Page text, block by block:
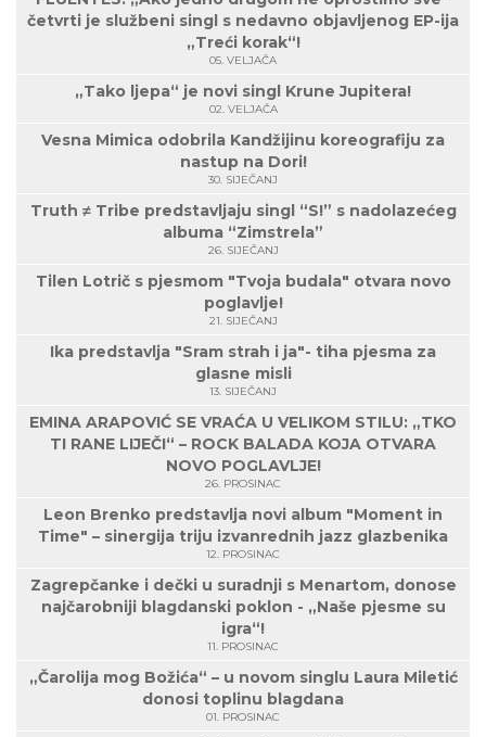
četvrti je službeni singl s nedavno objavljenog EP-ija
„Treći korak“!
05. VELJAČA
„Tako ljepa“ je novi singl Krune Jupitera!
02. VELJAČA
Vesna Mimica odobrila Kandžijinu koreografiju za
nastup na Dori!
30. SIJEČANJ
Truth ≠ Tribe predstavljaju singl “S!” s nadolazećeg
albuma “Zimstrela”
26. SIJEČANJ
Tilen Lotrič s pjesmom "Tvoja budala" otvara novo
poglavlje!
21. SIJEČANJ
Ika predstavlja "Sram strah i ja"- tiha pjesma za
glasne misli
13. SIJEČANJ
EMINA ARAPOVIĆ SE VRAĆA U VELIKOM STILU: „TKO
TI RANE LIJEČI“ – ROCK BALADA KOJA OTVARA
NOVO POGLAVLJE!
26. PROSINAC
Leon Brenko predstavlja novi album "Moment in
Time" – sinergija triju izvanrednih jazz glazbenika
12. PROSINAC
Zagrepčanke i dečki u suradnji s Menartom, donose
najčarobniji blagdanski poklon - „Naše pjesme su
igra“!
11. PROSINAC
„Čarolija mog Božića“ – u novom singlu Laura Miletić
donosi toplinu blagdana
01. PROSINAC